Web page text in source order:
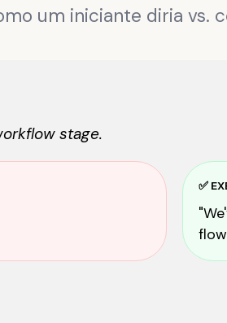
um iniciante diria vs.
stage.
✅